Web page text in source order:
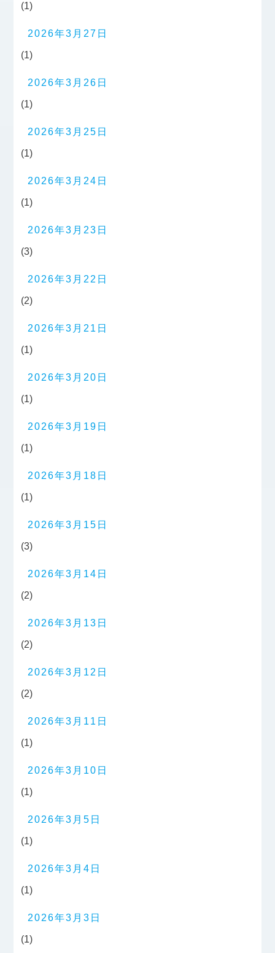
(1)
2026年3月27日
(1)
2026年3月26日
(1)
2026年3月25日
(1)
2026年3月24日
(1)
2026年3月23日
(3)
2026年3月22日
(2)
2026年3月21日
(1)
2026年3月20日
(1)
2026年3月19日
(1)
2026年3月18日
(1)
2026年3月15日
(3)
2026年3月14日
(2)
2026年3月13日
(2)
2026年3月12日
(2)
2026年3月11日
(1)
2026年3月10日
(1)
2026年3月5日
(1)
2026年3月4日
(1)
2026年3月3日
(1)